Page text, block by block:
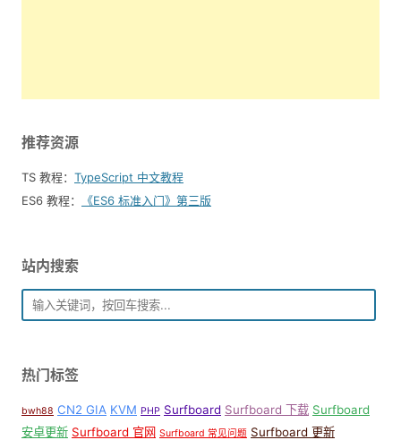
推荐资源
TS 教程： TypeScript 中文教程
ES6 教程：
《ES6 标准入门》第三版
站内搜索
热门标签
bwh88 CN2 GIA KVM PHP Surfboard Surfboard 下载 Surfboard
安卓更新 Surfboard 官网 Surfboard 常见问题 Surfboard 更新